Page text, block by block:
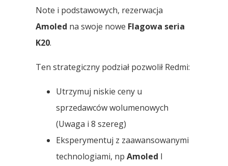
Note i podstawowych, rezerwacja
Amoled na swoje nowe Flagowa seria
K20.
Ten strategiczny podział pozwolił Redmi:
Utrzymuj niskie ceny u
sprzedawców wolumenowych
(Uwaga i 8 szereg)
Eksperymentuj z zaawansowanymi
technologiami, np Amoled I